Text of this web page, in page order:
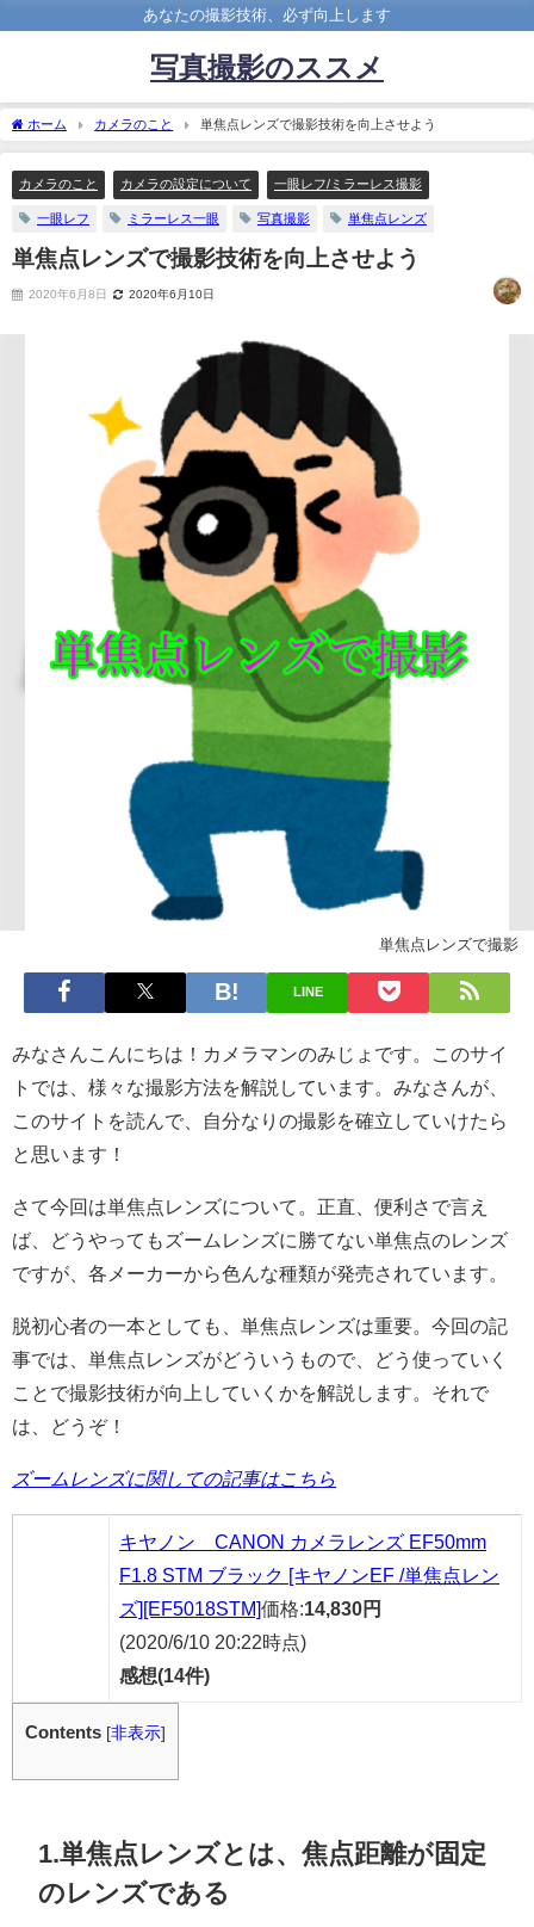
あなたの撮影技術、必ず向上します
写真撮影のススメ
ホーム カメラのこと 単焦点レンズで撮影技術を向上させよう
カメラのこと カメラの設定について 一眼レフ/ミラーレス撮影
一眼レフ ミラーレス一眼 写真撮影 単焦点レンズ
単焦点レンズで撮影技術を向上させよう
2020年6月8日 2020年6月10日
単焦点レンズで撮影
LINE
みなさんこんにちは！カメラマンのみじょです。このサイ
トでは、様々な撮影方法を解説しています。みなさんが、
このサイトを読んで、自分なりの撮影を確立していけたら
と思います！
さて今回は単焦点レンズについて。正直、便利さで言え
ば、どうやってもズームレンズに勝てない単焦点のレンズ
ですが、各メーカーから色んな種類が発売されています。
脱初心者の一本としても、単焦点レンズは重要。今回の記
事では、単焦点レンズがどういうもので、どう使っていく
ことで撮影技術が向上していくかを解説します。それで
は、どうぞ！
ズームレンズに関しての記事はこちら
キヤノン CANON カメラレンズ EF50mm
F1.8 STM ブラック [キヤノンEF /単焦点レン
ズ][EF5018STM]価格:14,830円
(2020/6/10 20:22時点)
感想(14件)
Contents [非表示]
1.単焦点レンズとは、焦点距離が固定
のレンズである